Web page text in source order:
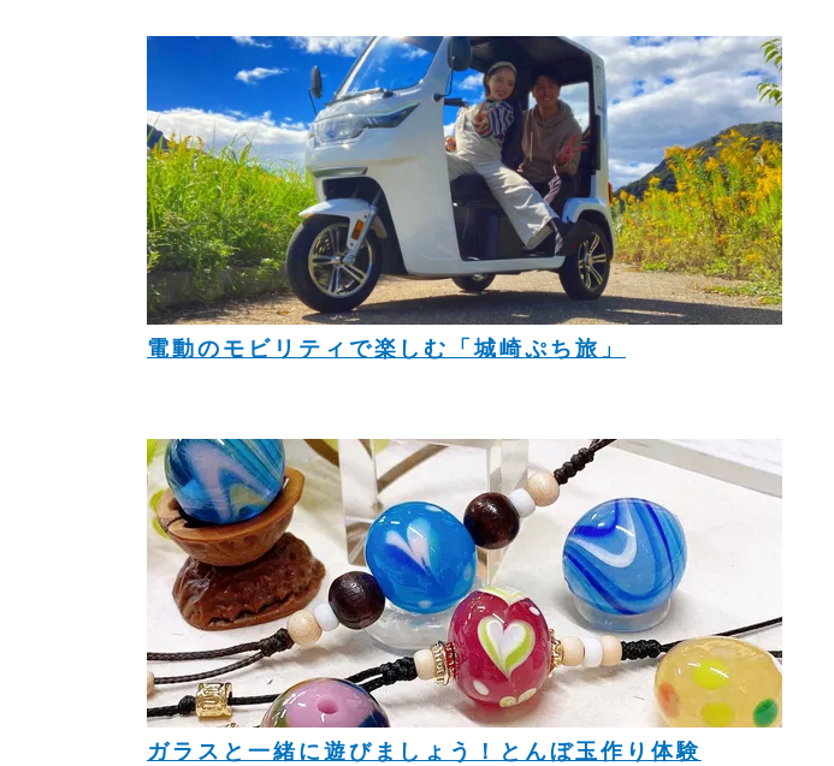
電動のモビリティで楽しむ「城崎ぷち旅」
ガラスと一緒に遊びましょう！とんぼ玉作り体験